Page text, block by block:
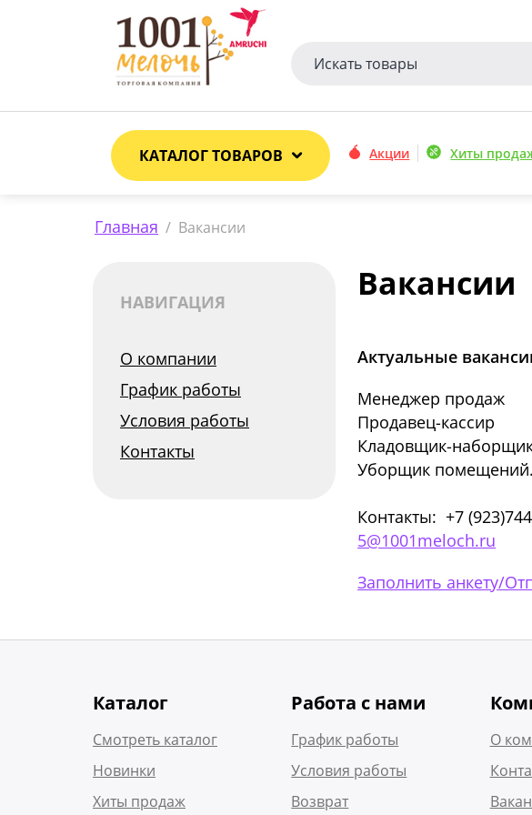
КАТАЛОГ ТОВАРОВ Акции Хиты
Главная / Вакансии
НАВИГАЦИЯ
О компании
График работы
Условия работы
Контакты
Вакансии
Актуальные
Менеджер продаж
Продавец-кассир
Кладовщик-
Уборщик помещений.
Контакты: +7
5@1001meloch.ru
Заполнить анкету/
Каталог
Смотреть каталог
Новинки
Хиты продаж
Работа с нами
График работы
Условия работы
Возврат
О